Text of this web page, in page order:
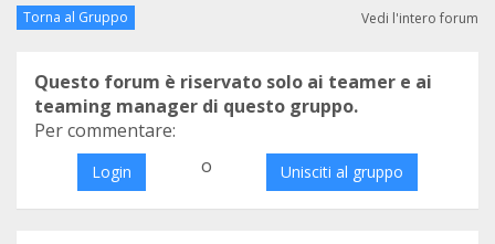
Torna al Gruppo Vedi l'intero forum
Questo forum è riservato solo ai teamer e ai
teaming manager di questo gruppo.
Per commentare:
Login o Unisciti al gruppo